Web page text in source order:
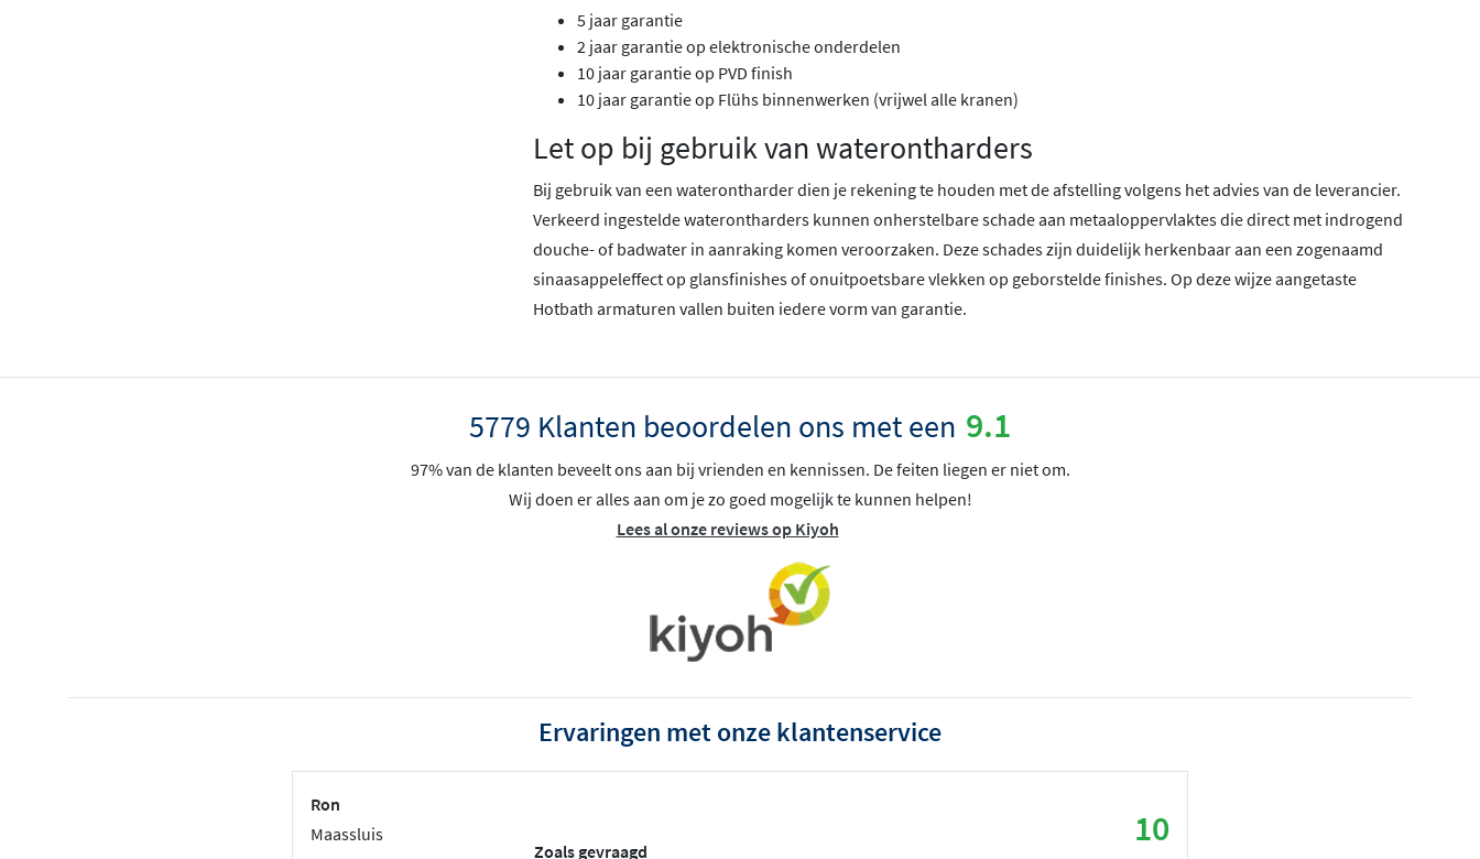
5 jaar garantie
2 jaar garantie op elektronische onderdelen
10 jaar garantie op PVD finish
10 jaar garantie op Flühs binnenwerken (vrijwel alle kranen)
Let op bij gebruik van waterontharders
Bij gebruik van een waterontharder dien je rekening te houden met de afstelling volgens het advies van de leverancier.
Verkeerd ingestelde waterontharders kunnen onherstelbare schade aan metaaloppervlaktes die direct met indrogend
douche- of badwater in aanraking komen veroorzaken. Deze schades zijn duidelijk herkenbaar aan een zogenaamd
sinaasappeleffect op glansfinishes of onuitpoetsbare vlekken op geborstelde finishes. Op deze wijze aangetaste
Hotbath armaturen vallen buiten iedere vorm van garantie.
5779 Klanten beoordelen ons met een 9.1
97% van de klanten beveelt ons aan bij vrienden en kennissen. De feiten liegen er niet om.
Wij doen er alles aan om je zo goed mogelijk te kunnen helpen!
Lees al onze reviews op Kiyoh
Ervaringen met onze klantenservice
Ron
Maassluis
10
Zoals gevraagd